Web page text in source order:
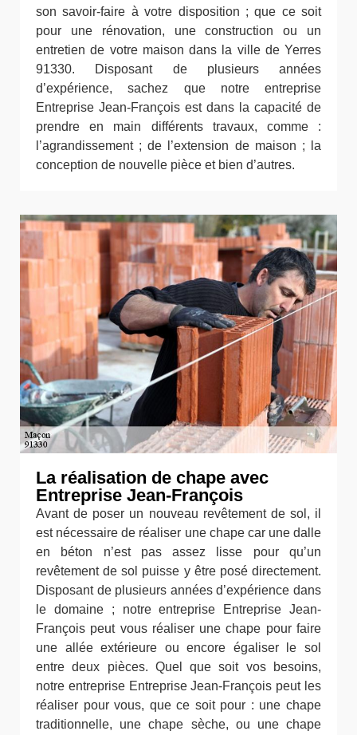
son savoir-faire à votre disposition ; que ce soit
pour une rénovation, une construction ou un
entretien de votre maison dans la ville de Yerres
91330. Disposant de plusieurs années
d’expérience, sachez que notre entreprise
Entreprise Jean-François est dans la capacité de
prendre en main différents travaux, comme :
l’agrandissement ; de l’extension de maison ; la
conception de nouvelle pièce et bien d’autres.
La réalisation de chape avec
Entreprise Jean-François
Avant de poser un nouveau revêtement de sol, il
est nécessaire de réaliser une chape car une dalle
en béton n’est pas assez lisse pour qu’un
revêtement de sol puisse y être posé directement.
Disposant de plusieurs années d’expérience dans
le domaine ; notre entreprise Entreprise Jean-
François peut vous réaliser une chape pour faire
une allée extérieure ou encore égaliser le sol
entre deux pièces. Quel que soit vos besoins,
notre entreprise Entreprise Jean-François peut les
réaliser pour vous, que ce soit pour : une chape
traditionnelle, une chape sèche, ou une chape